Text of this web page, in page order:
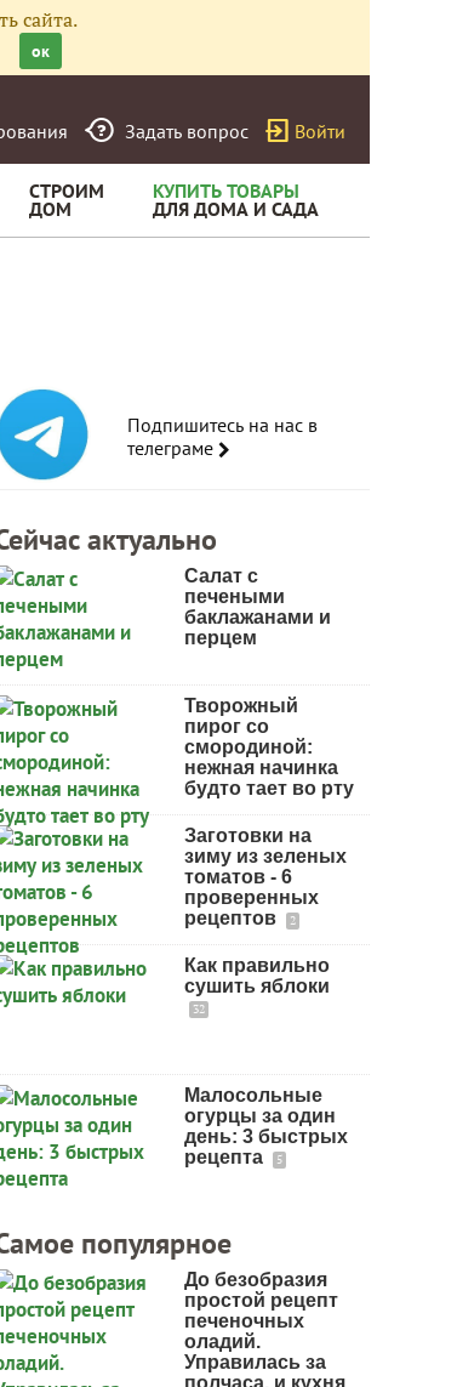
сайта.
ок
Задать вопрос Войти
СТРОИМ
ДОМ
КУПИТЬ ТОВАРЫ
ДЛЯ ДОМА И САДА
Подпишитесь на нас в
телеграме
актуально
Салат с
печеными
баклажанами и
перцем
Творожный
пирог со
смородиной:
нежная начинка
будто тает во рту
Заготовки на
зиму из зеленых
томатов - 6
проверенных
рецептов
2
Как правильно
сушить яблоки
32
Малосольные
огурцы за один
день: 3 быстрых
рецепта
5
популярное
До безобразия
простой рецепт
печеночных
оладий.
Управилась за
полчаса, и кухня